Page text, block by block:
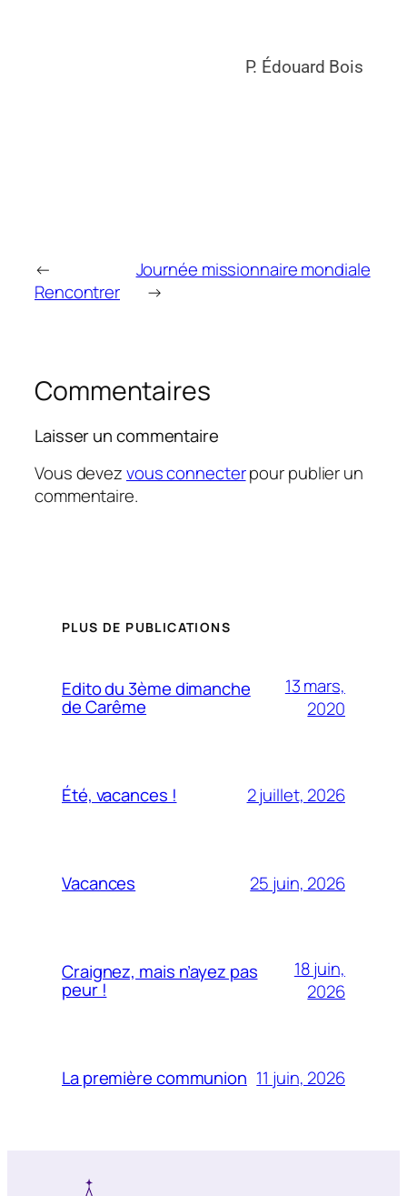
P. Édouard Bois
←
Rencontrer
Journée missionnaire mondiale
→
Commentaires
Laisser un commentaire
Vous devezvous connecterpour publier un
commentaire.
PLUS DE PUBLICATIONS
Edito du 3ème dimanche
de Carême
13 mars,
2020
Été, vacances ! 2 juillet, 2026
Vacances 25 juin, 2026
Craignez, mais n’ayez pas
peur !
18 juin,
2026
La première communion 11 juin, 2026